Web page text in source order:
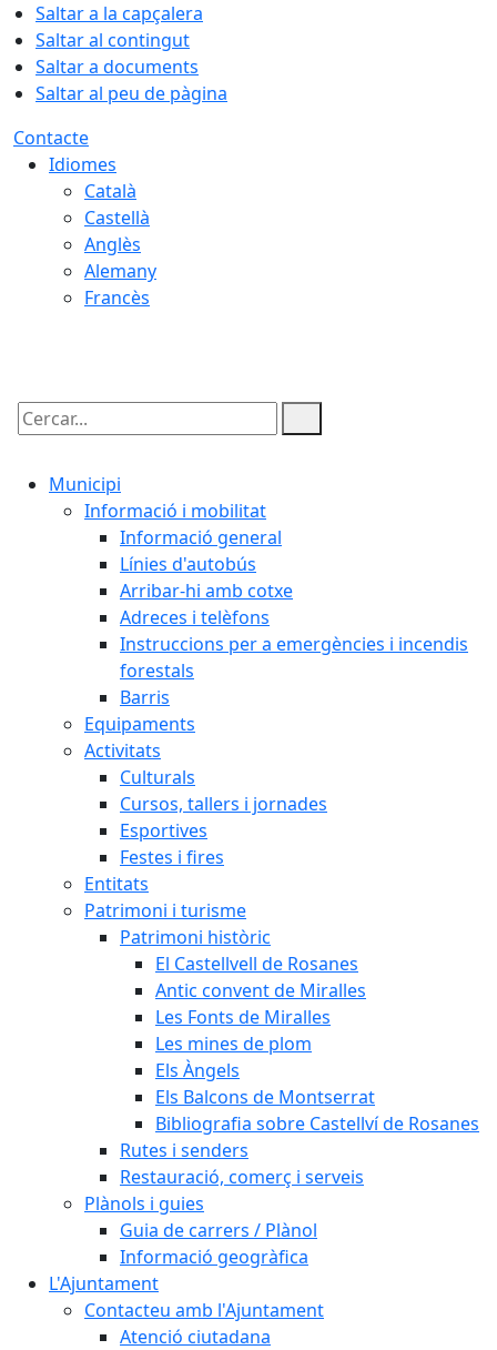
Saltar a la capçalera
Saltar al contingut
Saltar a documents
Saltar al peu de pàgina
Contacte
Idiomes
Català
Castellà
Anglès
Alemany
Francès
Cercar:
Municipi
Informació i mobilitat
Informació general
Línies d'autobús
Arribar-hi amb cotxe
Adreces i telèfons
Instruccions per a emergències i incendis
forestals
Barris
Equipaments
Activitats
Culturals
Cursos, tallers i jornades
Esportives
Festes i fires
Entitats
Patrimoni i turisme
Patrimoni històric
El Castellvell de Rosanes
Antic convent de Miralles
Les Fonts de Miralles
Les mines de plom
Els Àngels
Els Balcons de Montserrat
Bibliografia sobre Castellví de Rosanes
Rutes i senders
Restauració, comerç i serveis
Plànols i guies
Guia de carrers / Plànol
Informació geogràfica
L'Ajuntament
Contacteu amb l'Ajuntament
Atenció ciutadana